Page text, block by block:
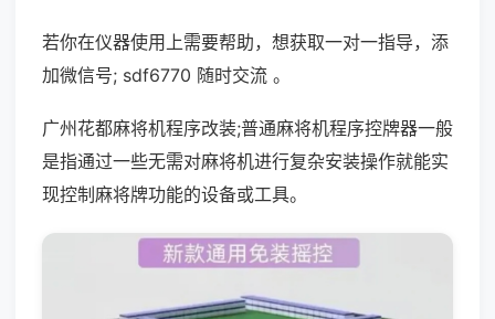
若你在仪器使用上需要帮助，想获取一对一指导，添
加微信号; sdf6770 随时交流 。
广州花都麻将机程序改装;普通麻将机程序控牌器一般
是指通过一些无需对麻将机进行复杂安装操作就能实
现控制麻将牌功能的设备或工具。